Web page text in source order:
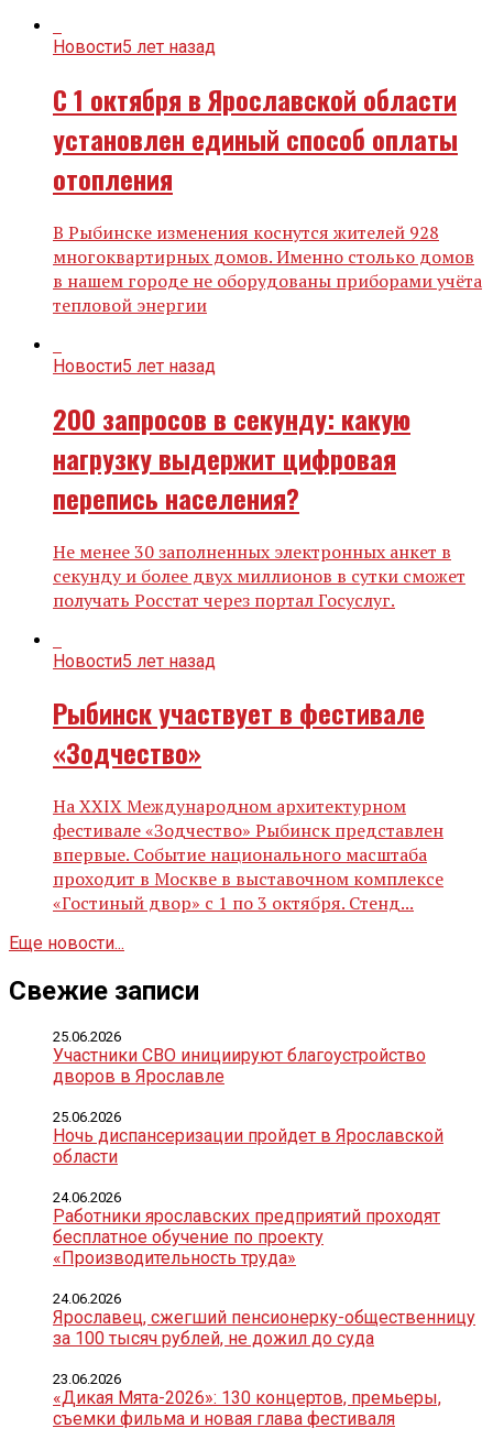
Новости5 лет назад
С 1 октября в Ярославской области
установлен единый способ оплаты
отопления
В Рыбинске изменения коснутся жителей 928
многоквартирных домов. Именно столько домов
в нашем городе не оборудованы приборами учёта
тепловой энергии
Новости5 лет назад
200 запросов в секунду: какую
нагрузку выдержит цифровая
перепись населения?
Не менее 30 заполненных электронных анкет в
секунду и более двух миллионов в сутки сможет
получать Росстат через портал Госуслуг.
Новости5 лет назад
Рыбинск участвует в фестивале
«Зодчество»
На XXIX Международном архитектурном
фестивале «Зодчество» Рыбинск представлен
впервые. Событие национального масштаба
проходит в Москве в выставочном комплексе
«Гостиный двор» с 1 по 3 октября. Стенд...
Еще новости...
Свежие записи
Участники СВО инициируют благоустройство
дворов в Ярославле
25.06.2026
Ночь диспансеризации пройдет в Ярославской
области
25.06.2026
Работники ярославских предприятий проходят
бесплатное обучение по проекту
«Производительность труда»
24.06.2026
Ярославец, сжегший пенсионерку-общественницу
за 100 тысяч рублей, не дожил до суда
24.06.2026
«Дикая Мята-2026»: 130 концертов, премьеры,
съемки фильма и новая глава фестиваля
23.06.2026